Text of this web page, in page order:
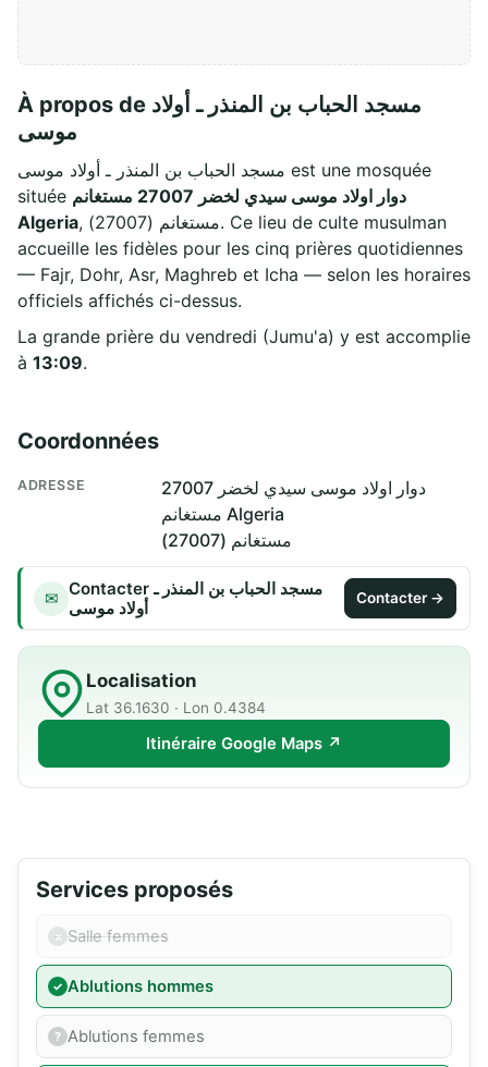
À propos de مسجد الحباب بن المنذر ـ أولاد
موسى
مسجد الحباب بن المنذر ـ أولاد موسى est une mosquée
située دوار اولاد موسى سيدي لخضر 27007 مستغانم
Algeria, مستغانم (27007). Ce lieu de culte musulman
accueille les fidèles pour les cinq prières quotidiennes
— Fajr, Dohr, Asr, Maghreb et Icha — selon les horaires
officiels affichés ci-dessus.
La grande prière du vendredi (Jumu'a) y est accomplie
à 13:09.
Coordonnées
ADRESSE
دوار اولاد موسى سيدي لخضر 27007
مستغانم Algeria
مستغانم (27007)
✉ Contacter مسجد الحباب بن المنذر ـ
أولاد موسى
Contacter →
Localisation
Lat 36.1630 · Lon 0.4384
Itinéraire Google Maps ↗
Services proposés
Salle femmes
Ablutions hommes
Ablutions femmes